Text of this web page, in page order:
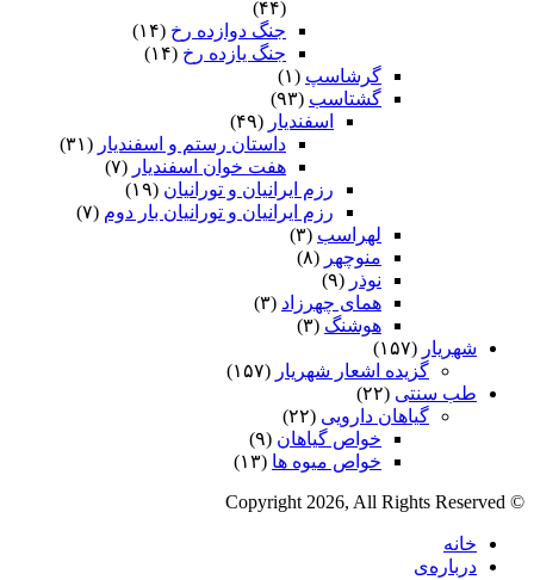
(۴۴)
جنگ دوازده رخ (۱۴)
جنگ یازده رخ (۱۴)
گرشاسپ (۱)
گشتاسب (۹۳)
اسفندیار (۴۹)
داستان رستم و اسفندیار (۳۱)
هفت خوان اسفندیار (۷)
رزم ایرانیان و تورانیان (۱۹)
رزم ایرانیان و تورانیان بار دوم (۷)
لهراسب (۳)
منوچهر (۸)
نوذر (۹)
هماى چهرزاد (۳)
هوشنگ (۳)
شهریار (۱۵۷)
گزیده اشعار شهریار (۱۵۷)
طب سنتی (۲۲)
گیاهان دارویی (۲۲)
خواص گیاهان (۹)
خواص میوه ها (۱۳)
© Copyright 2026, All Rights Reserved
خانه
درباره‌ی